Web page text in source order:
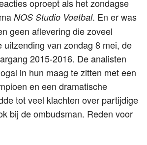
oproept als het zondagse
NOS Studio Voetbal. En er was
geen aflevering die zoveel
uitzending van zondag 8 mei, de
2015-2016. De analisten
in hun maag te zitten met een
en een dramatische
tot veel klachten over partijdige
bij de ombudsman. Reden voor